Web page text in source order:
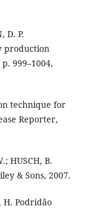
D. P.
production
999–1004,
technique for
Reporter,
HUSCH, B.
& Sons, 2007.
H. Podridão